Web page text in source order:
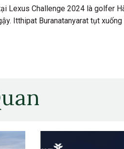
Lexus Challenge 2024 là golfer
Itthipat Buranatanyarat tụt